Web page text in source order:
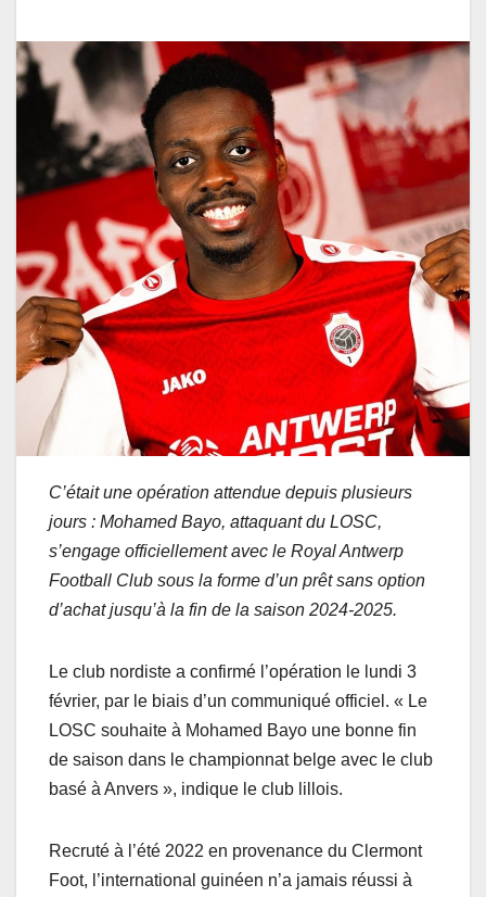
C’était une opération attendue depuis plusieurs
jours : Mohamed Bayo, attaquant du LOSC,
s’engage officiellement avec le Royal Antwerp
Football Club sous la forme d’un prêt sans option
d’achat jusqu’à la fin de la saison 2024-2025.
Le club nordiste a confirmé l’opération le lundi 3
février, par le biais d’un communiqué officiel. « Le
LOSC souhaite à Mohamed Bayo une bonne fin
de saison dans le championnat belge avec le club
basé à Anvers », indique le club lillois.
Recruté à l’été 2022 en provenance du Clermont
Foot, l’international guinéen n’a jamais réussi à